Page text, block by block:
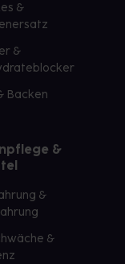
&
&
Backen
&
&
&